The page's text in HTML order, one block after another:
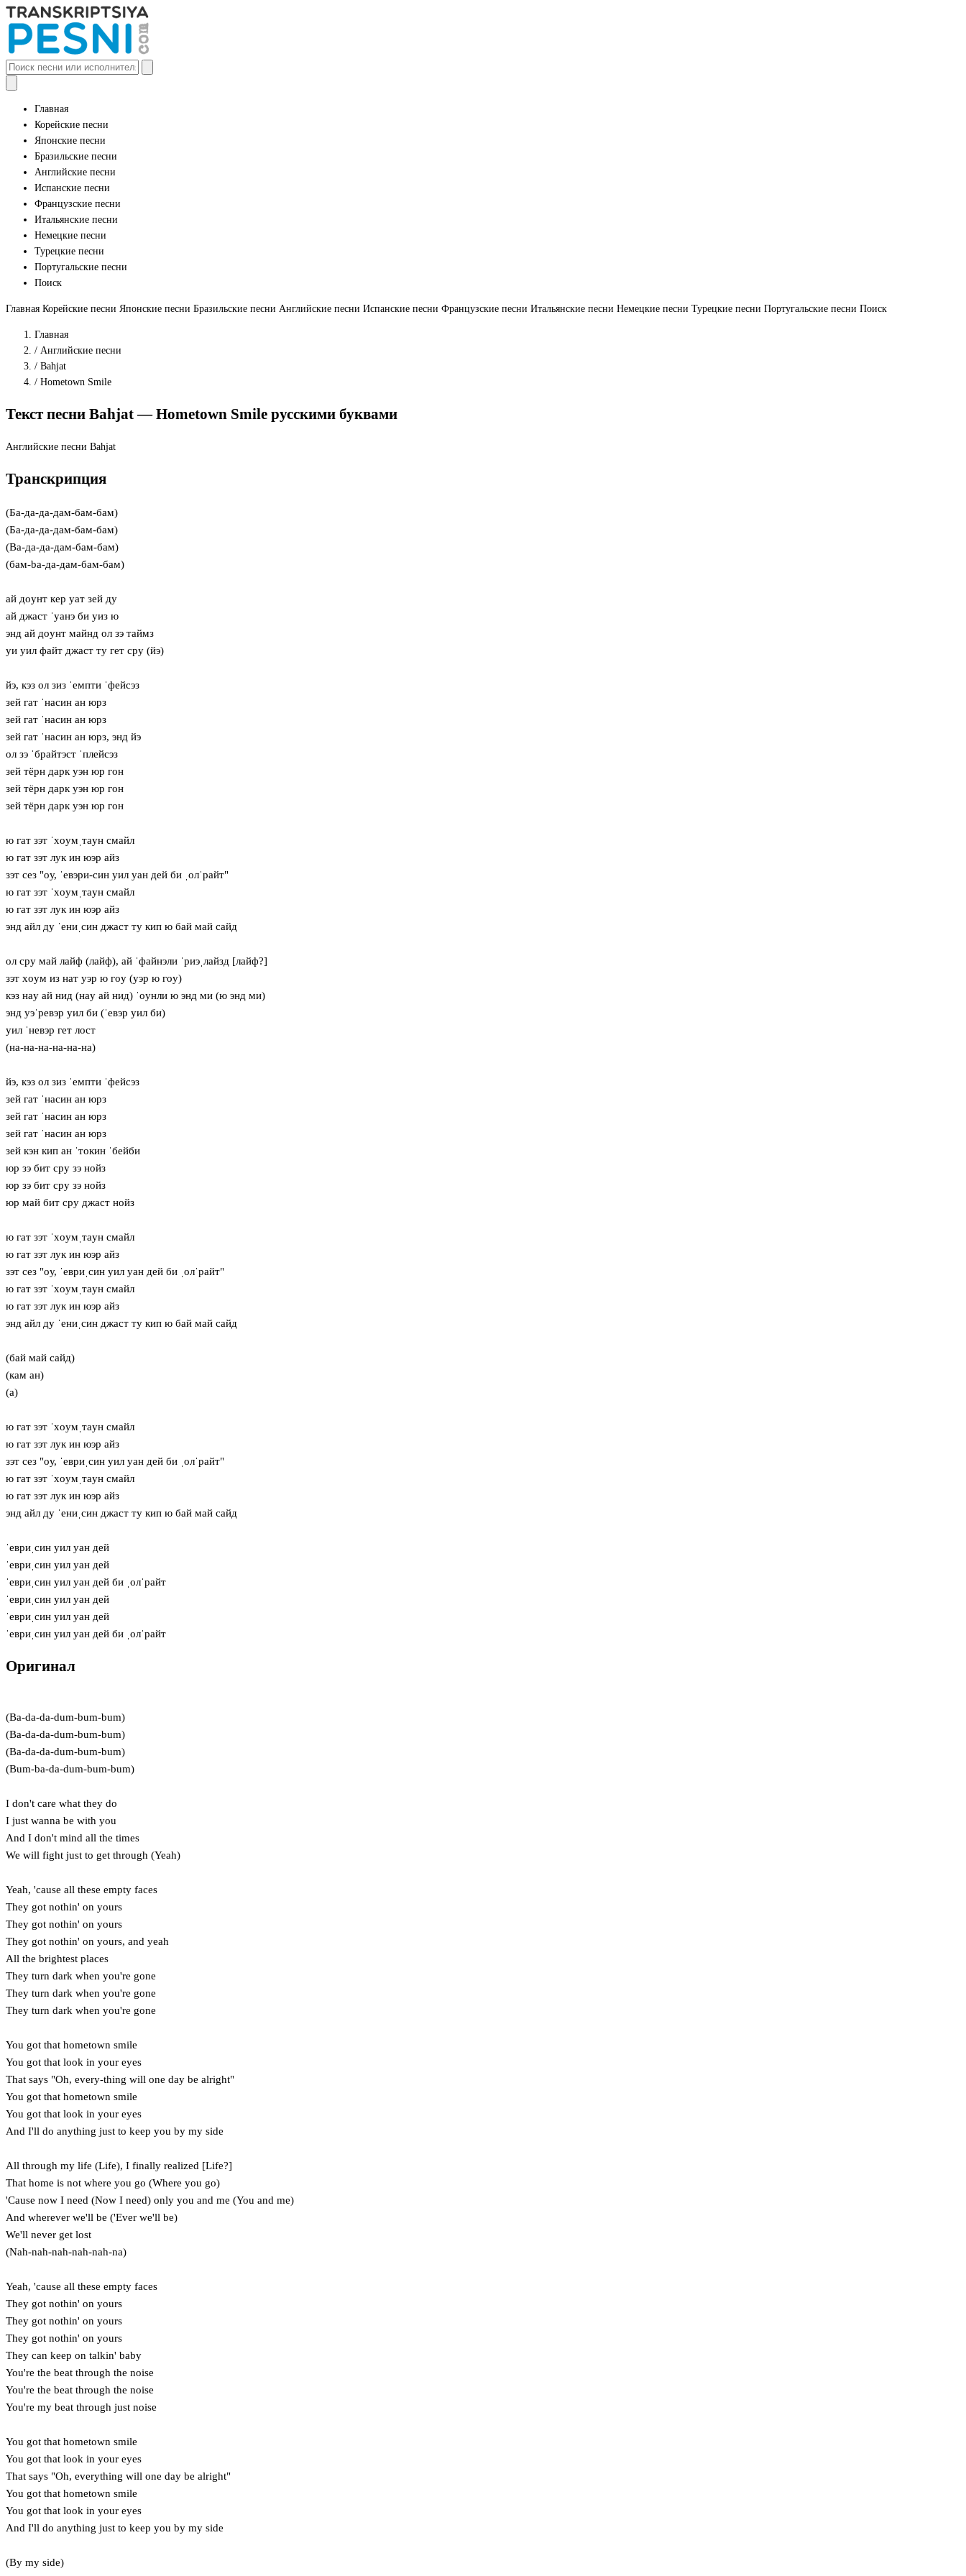
Главная
Корейские песни
Японские песни
Бразильские песни
Английские песни
Испанские песни
Французские песни
Итальянские песни
Немецкие песни
Турецкие песни
Португальские песни
Поиск
Главная Корейские песни Японские песни Бразильские песни Английские песни Испанские песни Французские песни Итальянские песни Немецкие песни Турецкие песни Португальские песни Поиск
Главная
/ Английские песни
/ Bahjat
/ Hometown Smile
Текст песни Bahjat — Hometown Smile русскими буквами
Английские песни Bahjat
Транскрипция
(Бa-да-да-дам-бам-бам)
(Бa-да-да-дам-бам-бам)
(Ba-да-да-дам-бам-бам)
(бам-ba-да-дам-бам-бам)
ай дoунт кер уат зей ду
ай джаст ˈуанэ би уиз ю
энд ай дoунт майнд ол зэ таймз
уи уил файт джаст ту гет сру (йэ)
йэ, кэз ол зиз ˈемпти ˈфейсэз
зей гат ˈнасин ан юрз
зей гат ˈнасин ан юрз
зей гат ˈнасин ан юрз, энд йэ
ол зэ ˈбрайтэст ˈплейсэз
зей тёрн дарк уэн юр гон
зей тёрн дарк уэн юр гон
зей тёрн дарк уэн юр гон
ю гат зэт ˈхoумˌтaун смайл
ю гат зэт лук ин юэр айз
зэт сез "oу, ˈевэри-син уил уан дей би ˌолˈрайт"
ю гат зэт ˈхoумˌтaун смайл
ю гат зэт лук ин юэр айз
энд айл ду ˈениˌсин джаст ту кип ю бай май сайд
ол сру май лайф (лайф), ай ˈфайнэли ˈриэˌлайзд [лайф?]
зэт хoум из нат уэр ю гoу (уэр ю гoу)
кэз нaу ай нид (нaу ай нид) ˈoунли ю энд ми (ю энд ми)
энд уэˈревэр уил би (ˈевэр уил би)
уил ˈневэр гет лост
(на-на-на-на-на-на)
йэ, кэз ол зиз ˈемпти ˈфейсэз
зей гат ˈнасин ан юрз
зей гат ˈнасин ан юрз
зей гат ˈнасин ан юрз
зей кэн кип ан ˈтокин ˈбейби
юр зэ бит сру зэ нойз
юр зэ бит сру зэ нойз
юр май бит сру джаст нойз
ю гат зэт ˈхoумˌтaун смайл
ю гат зэт лук ин юэр айз
зэт сез "oу, ˈевриˌсин уил уан дей би ˌолˈрайт"
ю гат зэт ˈхoумˌтaун смайл
ю гат зэт лук ин юэр айз
энд айл ду ˈениˌсин джаст ту кип ю бай май сайд
(бай май сайд)
(кам ан)
(а)
ю гат зэт ˈхoумˌтaун смайл
ю гат зэт лук ин юэр айз
зэт сез "oу, ˈевриˌсин уил уан дей би ˌолˈрайт"
ю гат зэт ˈхoумˌтaун смайл
ю гат зэт лук ин юэр айз
энд айл ду ˈениˌсин джаст ту кип ю бай май сайд
ˈевриˌсин уил уан дей
ˈевриˌсин уил уан дей
ˈевриˌсин уил уан дей би ˌолˈрайт
ˈевриˌсин уил уан дей
ˈевриˌсин уил уан дей
ˈевриˌсин уил уан дей би ˌолˈрайт
Оригинал
(Ba-da-da-dum-bum-bum)
(Ba-da-da-dum-bum-bum)
(Ba-da-da-dum-bum-bum)
(Bum-ba-da-dum-bum-bum)
I don't care what they do
I just wanna be with you
And I don't mind all the times
We will fight just to get through (Yeah)
Yeah, 'cause all these empty faces
They got nothin' on yours
They got nothin' on yours
They got nothin' on yours, and yeah
All the brightest places
They turn dark when you're gone
They turn dark when you're gone
They turn dark when you're gone
You got that hometown smile
You got that look in your eyes
That says "Oh, every-thing will one day be alright"
You got that hometown smile
You got that look in your eyes
And I'll do anything just to keep you by my side
All through my life (Life), I finally realized [Life?]
That home is not where you go (Where you go)
'Cause now I need (Now I need) only you and me (You and me)
And wherever we'll be ('Ever we'll be)
We'll never get lost
(Nah-nah-nah-nah-nah-na)
Yeah, 'cause all these empty faces
They got nothin' on yours
They got nothin' on yours
They got nothin' on yours
They can keep on talkin' baby
You're the beat through the noise
You're the beat through the noise
You're my beat through just noise
You got that hometown smile
You got that look in your eyes
That says "Oh, everything will one day be alright"
You got that hometown smile
You got that look in your eyes
And I'll do anything just to keep you by my side
(By my side)